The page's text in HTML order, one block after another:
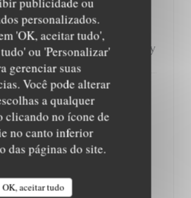
personalizados.
'OK, aceitar tudo',
ou 'Personalizar'
gerenciar suas
Você pode alterar
a qualquer
clicando no ícone de
no canto inferior
das páginas do site.
OK, aceitar tudo
rôtis infusés au thé Earl Grey
au grué de cacao